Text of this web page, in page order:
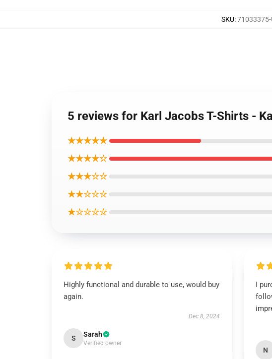
SKU:71033375-
5 reviews for Karl Jacobs T-Shirts -
★★★★★
★★★★☆
★★★☆☆
★★☆☆☆
★☆☆☆☆
Highly functional and durable to use, would buy
again.
Dec 8, 2024
S Sarah
Verified owner
I
N